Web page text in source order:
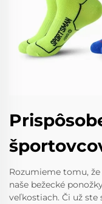
Rozumieme tomu,
naše bežecké
veľkostiach. Či už